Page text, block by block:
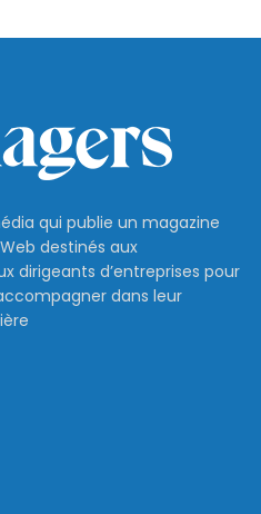
qui publie un magazine
destinés aux
dirigeants d’entreprises pour
dans leur